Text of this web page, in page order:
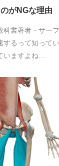
がNGな理由
科書著者・サー
するって知って
いますよね…